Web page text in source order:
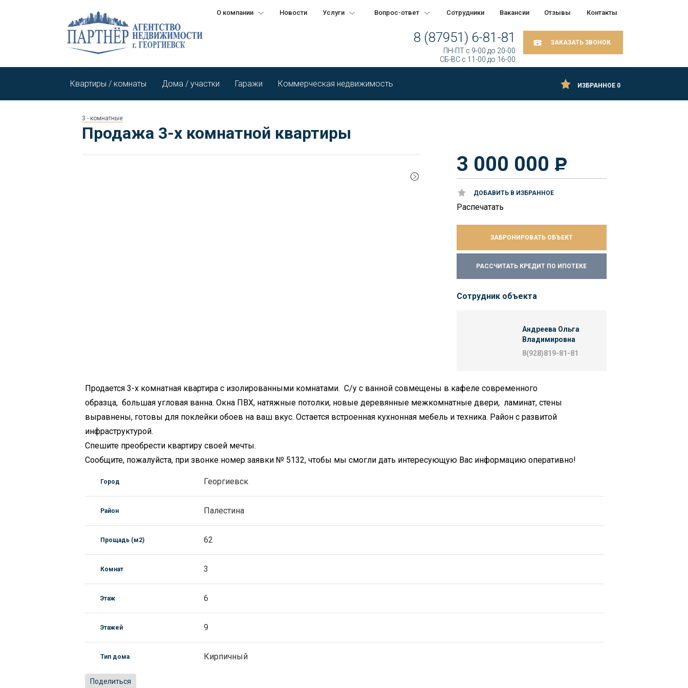
О компании Новости Услуги Вопрос-ответ Сотрудники Вакансии Отзывы Контакты
ЗАКАЗАТЬ ЗВОНОК
8 (87951) 6-81-81
ПН-ПТ c 9-00 до 20-00
СБ-ВС c 11-00 до 16-00
ИЗБРАННОЕ 0
Квартиры / комнаты Дома / участки Гаражи Коммерческая недвижимость
3 - комнатные
Продажа 3-х комнатной квартиры
3 000 000
ДОБАВИТЬ В ИЗБРАННОЕ
Распечатать
ЗАБРОНИРОВАТЬ ОБЪЕКТ
РАССЧИТАТЬ КРЕДИТ ПО ИПОТЕКЕ
Сотрудник объекта
Андреева Ольга
Владимировна
8(928)819-81-81
Продается 3-х комнатная квартира с изолированными комнатами. С/у с ванной совмещены в кафеле современного
образца, большая угловая ванна. Окна ПВХ, натяжные потолки, новые деревянные межкомнатные двери, ламинат, стены
выравнены, готовы для поклейки обоев на ваш вкус. Остается встроенная кухнонная мебель и техника. Район с развитой
инфраструктурой.
Спешите преобрести квартиру своей мечты.
Сообщите, пожалуйста, при звонке номер заявки № 5132, чтобы мы смогли дать интересующую Вас информацию оперативно!
Город Георгиевск
Район Палестина
Прощадь (м2) 62
Комнат 3
Этаж 6
Этажей 9
Тип дома Кирпичный
Поделиться